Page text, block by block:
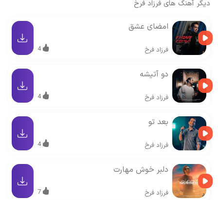
دیگر آهنگ های فرزاد فرخ
امضای عشق
فرزاد فرخ 4
دو آتیشه
فرزاد فرخ 4
بعد تو
فرزاد فرخ 4
دلبر خوش مهارت
فرزاد فرخ 7